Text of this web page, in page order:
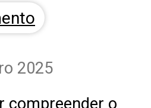
2025
compreender o